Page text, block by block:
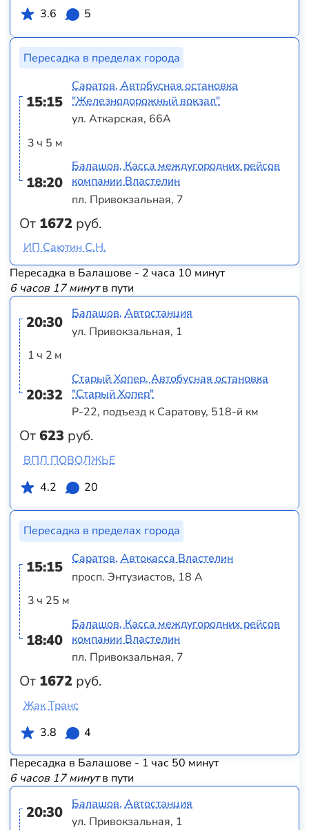
3.6
5
Пересадка в пределах города
15:15
3 ч 5 м
18:20
От 1672 руб.
Саратов, Автобусная остановка
"Железнодорожный вокзал"
ул. Аткарская, 66А
Балашов, Касса междугородних рейсов
компании Властелин
пл. Привокзальная, 7
ИП Саютин С.Н.
Пересадка в Балашове - 2 часа 10 минут
6 часов 17 минутв пути
20:30
1 ч 2 м
20:32
От623 руб.
Балашов, Автостанция
ул. Привокзальная, 1
Старый Хопер, Автобусная остановка
"Старый Хопер"
Р-22, подъезд к Саратову, 518-й км
ВПЛ ПОВОЛЖЬЕ
4.2
20
Пересадка в пределах города
15:15
3 ч 25 м
18:40
От 1672 руб.
Саратов, Автокасса Властелин
просп. Энтузиастов, 18 А
Балашов, Касса междугородних рейсов
компании Властелин
пл. Привокзальная, 7
Жак Транс
3.8
4
Пересадка в Балашове - 1 час 50 минут
6 часов 17 минутв пути
20:30
Балашов, Автостанция
ул. Привокзальная, 1